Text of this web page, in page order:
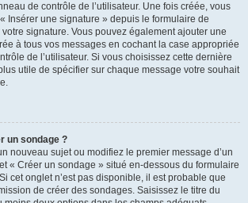
de contrôle de l’utilisateur. Une fois créée, vous
Insérer une signature » depuis le formulaire de
signature. Vous pouvez également ajouter une
à tous vos messages en cochant la case appropriée
de l’utilisateur. Si vous choisissez cette dernière
utile de spécifier sur chaque message votre souhait
un sondage ?
nouveau sujet ou modifiez le premier message d’un
« Créer un sondage » situé en-dessous du formulaire
cet onglet n’est pas disponible, il est probable que
de créer des sondages. Saisissez le titre du